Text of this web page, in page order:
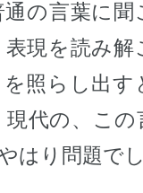
の言葉に聞
現を読み解
照らし出す
代の、この
はり問題で